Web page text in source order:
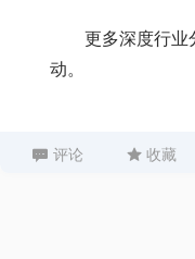
更多深度行
动。
G 评论 收藏